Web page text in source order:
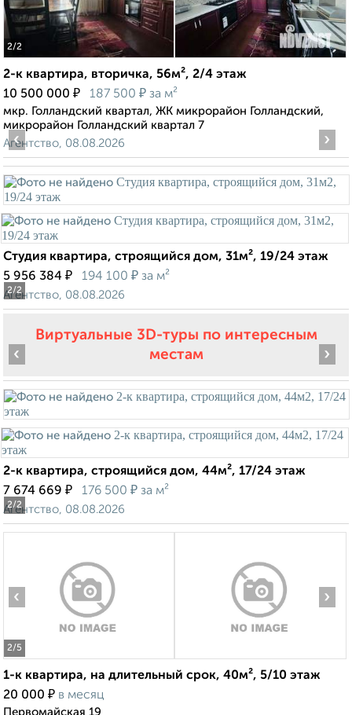
2/2
2-к квартира, вторичка, 56м², 2/4 этаж
10 500 000 ₽ 187 500 ₽ за м²
мкр. Голландский квартал, ЖК микрорайон Голландский,
микрорайон Голландский квартал 7
Агентство, 08.08.2026
2/2
‹ ›
Студия квартира, строящийся дом, 31м², 19/24 этаж
5 956 384 ₽ 194 100 ₽ за м²
Агентство, 08.08.2026
Виртуальные 3D-туры по интересным
местам
2/2
‹ ›
2-к квартира, строящийся дом, 44м², 17/24 этаж
7 674 669 ₽ 176 500 ₽ за м²
Агентство, 08.08.2026
2/5
‹ ›
1-к квартира, на длительный срок, 40м², 5/10 этаж
20 000 ₽ в месяц
Первомайская 19